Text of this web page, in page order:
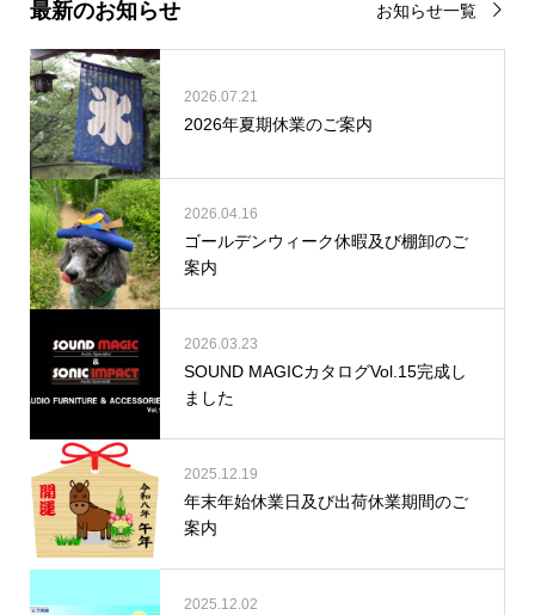
最新のお知らせ お知らせ一覧
2026.07.21
2026年夏期休業のご案内
2026.04.16
ゴールデンウィーク休暇及び棚卸のご
案内
2026.03.23
SOUND MAGICカタログVol.15完成し
ました
2025.12.19
年末年始休業日及び出荷休業期間のご
案内
2025.12.02